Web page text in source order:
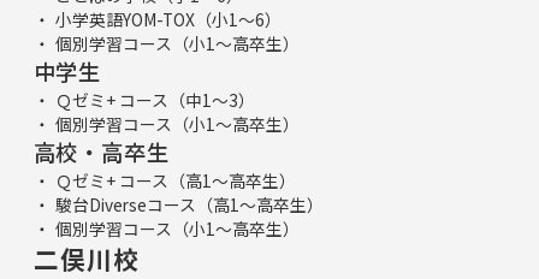
小学英語YOM-TOX（小1～6）
個別学習コース（小1～高卒生）
中学生
Ｑゼミ+ コース（中1～3）
個別学習コース（小1～高卒生）
高校・高卒生
Ｑゼミ+ コース（高1～高卒生）
駿台Diverseコース（高1～高卒生）
個別学習コース（小1～高卒生）
二俣川校